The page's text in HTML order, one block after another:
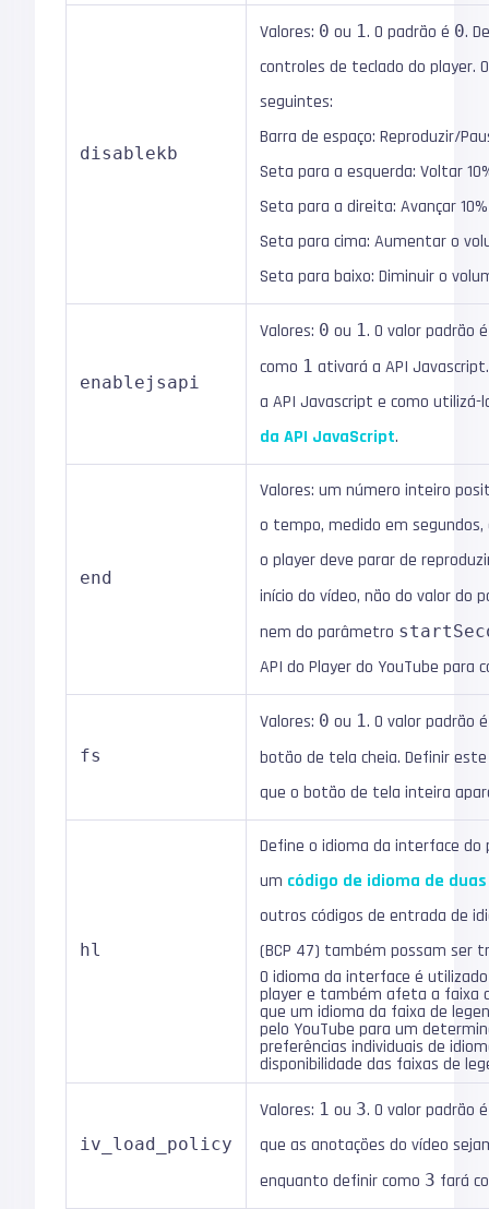
disablekb
Valores: 0 ou 1. O padrão é 0.
controles de teclado do player.
seguintes:
Barra de espaço: Reproduzir/
Seta para a esquerda: Voltar
Seta para a direita: Avançar
Seta para cima: Aumentar o
Seta para baixo: Diminuir o
enablejsapi
Valores: 0 ou 1. O valor padrão
como 1 ativará a API
a API Javascript e como
da API JavaScript.
end
Valores: um número inteiro
o tempo, medido em
o player deve parar de
início do vídeo, não do valor do
nem do parâmetro
API do Player do YouTube para
fs
Valores: 0 ou 1. O valor padrão
botão de tela cheia. Definir
que o botão de tela inteira
hl
Define o idioma da interface do
um código de idioma de
outros códigos de entrada de
(BCP 47) também possam ser
O idioma da interface é
player e também afeta a faixa
que um idioma da faixa de
pelo YouTube para um
preferências individuais de
disponibilidade das faixas de
iv_load_policy
Valores: 1 ou 3. O valor padrão
que as anotações do vídeo
enquanto definir como 3 fará